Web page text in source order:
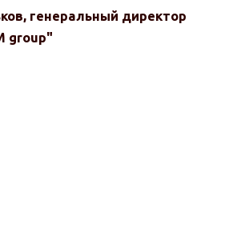
генеральный директор
group"